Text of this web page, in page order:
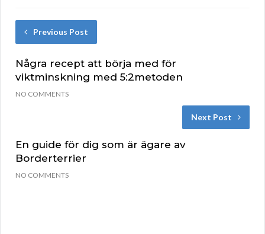
Previous Post
Några recept att börja med för
viktminskning med 5:2metoden
NO COMMENTS
Next Post
En guide för dig som är ägare av
Borderterrier
NO COMMENTS